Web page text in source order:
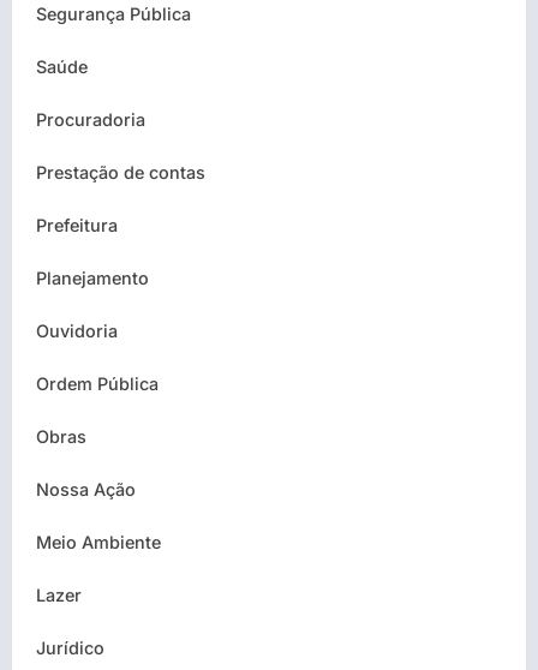
Segurança Pública
Saúde
Procuradoria
Prestação de contas
Prefeitura
Planejamento
Ouvidoria
Ordem Pública
Obras
Nossa Ação
Meio Ambiente
Lazer
Jurídico